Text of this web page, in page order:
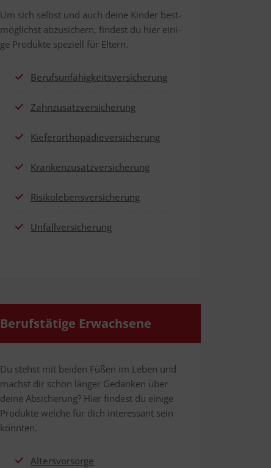
Um sich selbst und auch dei­ne Kin­der best­
mög­lichst abzu­si­chern, fin­dest du hier eini­
ge Pro­duk­te spe­zi­ell für Eltern.
Berufs­un­fä­hig­keits­ver­si­che­rung
Zahn­zu­satz­ver­si­che­rung
Kie­fer­or­tho­pä­die­ver­si­che­rung
Kran­ken­zu­satz­ver­si­che­rung
Risi­ko­le­bens­ver­si­che­rung
Unfall­ver­si­che­rung
Berufs­tä­ti­ge Erwachsene
Du stehst mit bei­den Füßen im Leben und
machst dir schon län­ger Gedan­ken über
dei­ne Absi­che­rung? Hier fin­dest du eini­ge
Pro­duk­te wel­che für dich inter­es­sant sein
könnten.
Alters­vor­sor­ge